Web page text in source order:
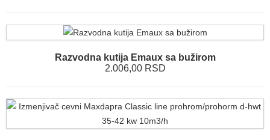
Razvodna kutija Emaux sa bužirom
2.006,00 RSD